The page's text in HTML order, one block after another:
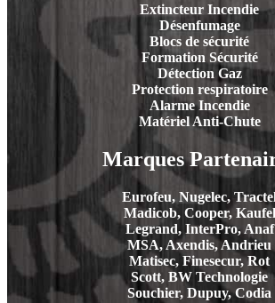
Extincteur Incendie
Désenfumage
Blocs de sécurité
Formation Sécurité
Détection Gaz
Protection respiratoire
Alarme Incendie
Matériel Anti-Chute
Marques
Eurofeu, Nugelec,
Madicob, Cooper, Kaufel
Legrand, InterPro, Anaf
MSA, Axendis, Andrieu
Matisec, Finesecur, Rot
Scott, BW Technologie
Souchier, Dupuy, Codia